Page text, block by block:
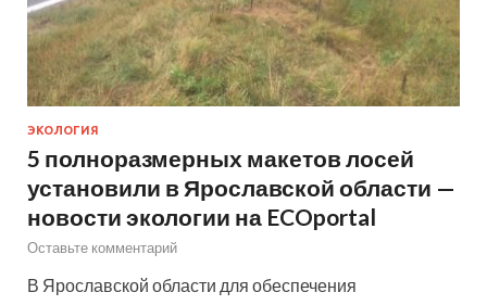
ЭКОЛОГИЯ
5 полноразмерных макетов лосей
установили в Ярославской области —
новости экологии на ECOportal
Оставьте комментарий
В Ярославской области для обеспечения